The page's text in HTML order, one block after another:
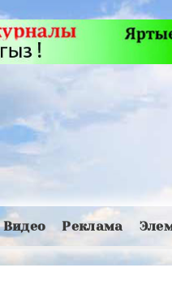
Видео Реклама